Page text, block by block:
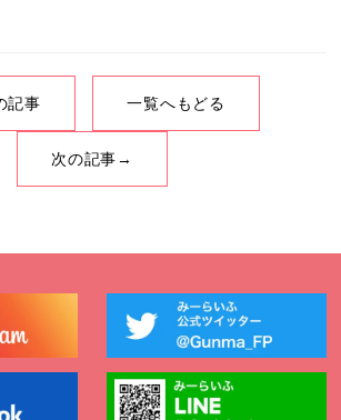
記事 一覧へもどる
次の記事→